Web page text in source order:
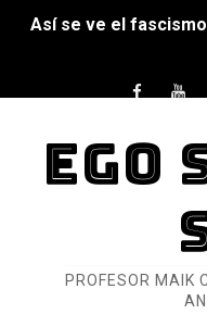
Así se ve el
Dioses y Monstruos:
Dioses y Monstruos:
EGO
PROFESOR MAIK